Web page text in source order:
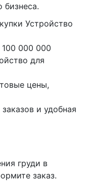
бизнеса.
Устройство
100 000 000
для
цены,
и удобная
груди в
заказ.